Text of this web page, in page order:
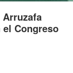
Congreso